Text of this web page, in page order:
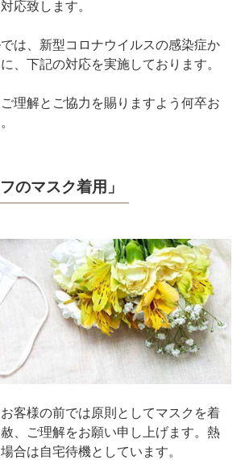
応致します。
は、新型コロナウイルスの感染症か
、下記の対応を実施しております。
理解とご協力を賜りますよう何卒お
のマスク着用」
客様の前では原則としてマスクを着
、ご理解をお願い申し上げます。熱
合は自宅待機としています。